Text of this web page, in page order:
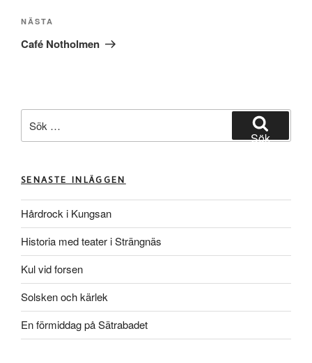
Nästa
inlägg
NÄSTA
Café Notholmen
efter:
Sök
SENASTE INLÄGGEN
Hårdrock i Kungsan
Historia med teater i Strängnäs
Kul vid forsen
Solsken och kärlek
En förmiddag på Sätrabadet